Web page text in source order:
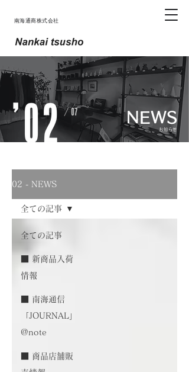
南海通商株式会社
お知らせ
NEWS
02 - NEWS
全ての記事
■ 新商品入荷
情報
■ 南海通信
「JOURNAL」
@note
■ 商品店舗販
全ての記事